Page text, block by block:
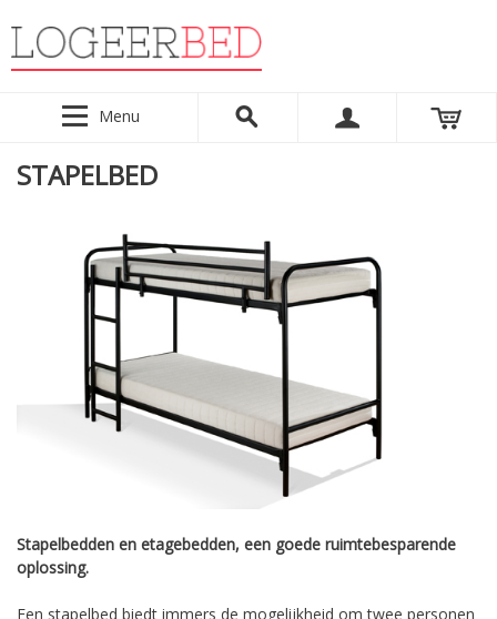
Menu
STAPELBED
Stapelbedden en etagebedden, een goede ruimtebesparende
oplossing.
Een stapelbed biedt immers de mogelijkheid om twee personen